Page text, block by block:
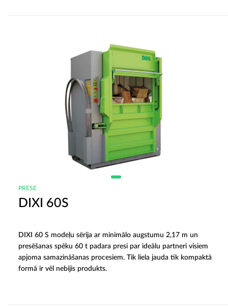
PRESE
DIXI 60S
DIXI 60 S modeļu sērija ar minimālo augstumu 2,17 m un
presēšanas spēku 60 t padara presi par ideālu partneri visiem
apjoma samazināšanas procesiem. Tik liela jauda tik kompaktā
formā ir vēl nebijis produkts.